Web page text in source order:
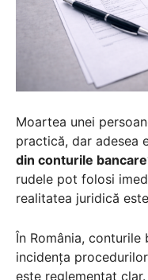
Moartea unei
practică, dar adesea
din conturile
rudele pot folosi
realitatea juridică
În România,
incidența
este reglementat clar.